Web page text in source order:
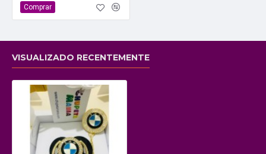
Comprar
VISUALIZADO RECENTEMENTE